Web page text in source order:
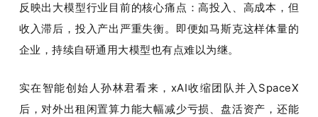
反映出大模型行业目前的核心痛点：高投入、高成本，但
收入滞后，投入产出严重失衡。即便如马斯克这样体量的
企业，持续自研通用大模型也有点难以为继。
实在智能创始人孙林君看来，xAI收缩团队并入SpaceX
后，对外出租闲置算力能大幅减少亏损、盘活资产，还能